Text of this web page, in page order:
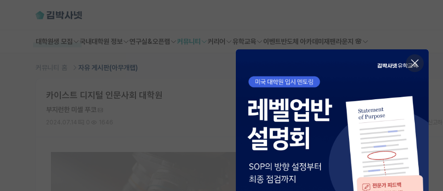
대학원생 모집 국내대학원 정보 연구실&오픈랩 커뮤니티 커리어 유학교육 이벤트반도체 아카데미 재팬라운지 🌸
커뮤니티 홈 자유 게시판(아무개랩)
카이스트 디지털 인문사회 대학원
부지런한 미셸 푸코
스크랩 신고